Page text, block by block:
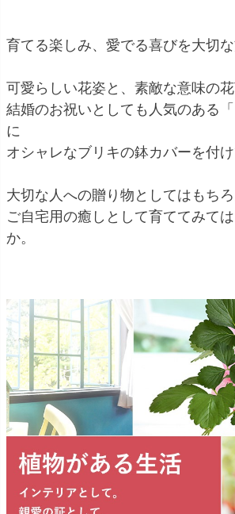
育てる楽しみ、愛でる喜びを大切
可愛らしい花姿と、素敵な意味の花
結婚のお祝いとしても人気のある
に
オシャレなブリキの鉢カバーを付け
大切な人への贈り物としてはもちろ
ご自宅用の癒しとして育ててみて
か。